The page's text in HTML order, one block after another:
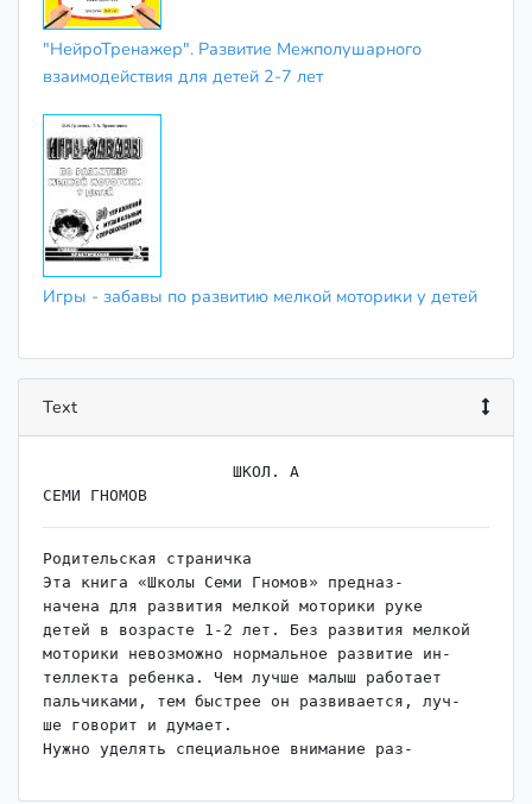
"НейроТренажер". Развитие Межполушарного
взаимодействия для детей 2-7 лет
Игры - забавы по развитию мелкой моторики у детей
Text
Родительская страничка
Эта книга «Школы Семи Гномов» предназ-
начена для развития мелкой моторики руке
детей в возрасте 1-2 лет. Без развития мелкой
моторики невозможно нормальное развитие ин-
теллекта ребенка. Чем лучше малыш работает
пальчиками, тем быстрее он развивается, луч-
ше говорит и думает.
Нужно уделять специальное внимание раз-